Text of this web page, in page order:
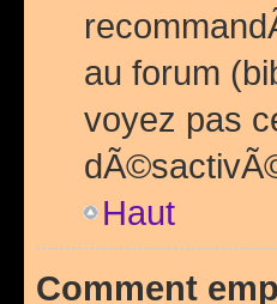
au forum
voyez pas
Haut
Comment